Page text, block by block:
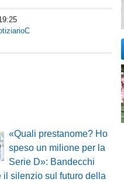
«Quali prestanome? Ho
speso un milione per la
Serie D»: Bandecchi
il silenzio sul futuro della